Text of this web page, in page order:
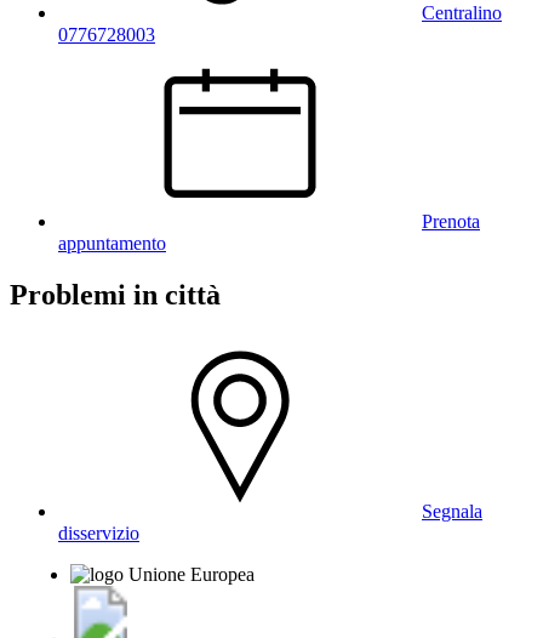
Centralino
0776728003
Prenota
appuntamento
Problemi in città
Segnala
disservizio